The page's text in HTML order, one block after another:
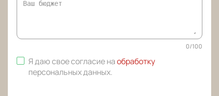
0/100
Я даю свое согласие наобработку
персональных данных.